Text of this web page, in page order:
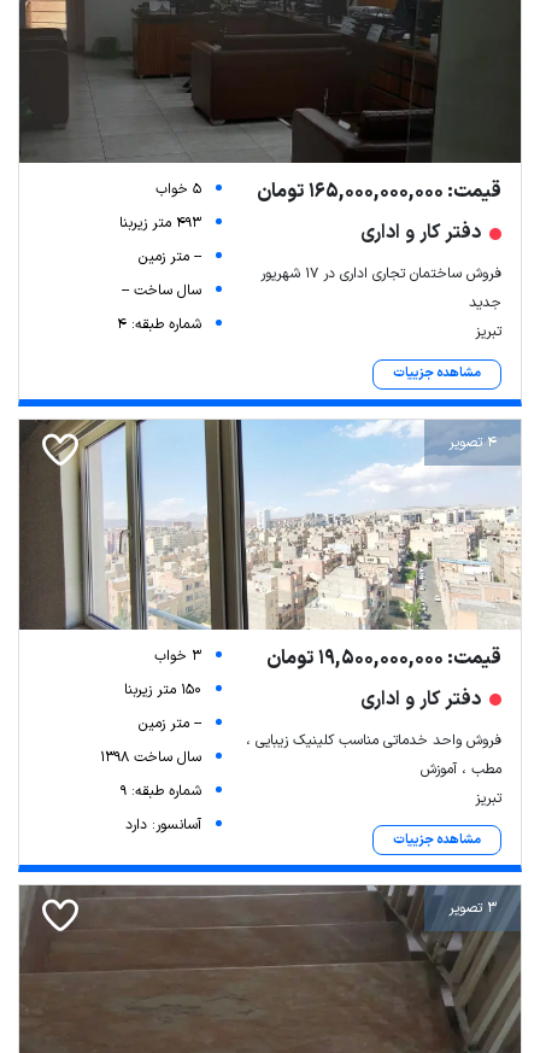
قیمت: 165,000,000,000 تومان
دفتر کار و اداری
فروش ساختمان تجاری اداری در ۱۷ شهریور
جدید
تبریز
مشاهده جزییات
5 خواب
493 متر زیربنا
-- متر زمین
سال ساخت --
شماره طبقه: 4
4 تصویر
قیمت: 19,500,000,000 تومان
دفتر کار و اداری
فروش واحد خدماتی مناسب کلینیک زیبایی ،
مطب ، آموزش
تبریز
مشاهده جزییات
3 خواب
150 متر زیربنا
-- متر زمین
سال ساخت 1398
شماره طبقه: 9
آسانسور: دارد
3 تصویر